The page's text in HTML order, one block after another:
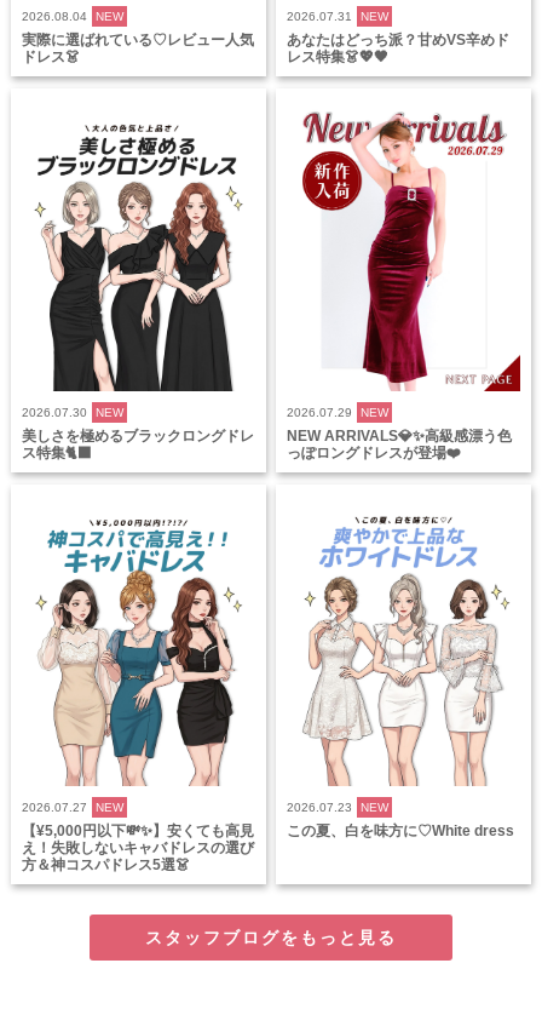
2026.08.04 NEW
実際に選ばれている♡レビュー人気
ドレス👗
2026.07.31 NEW
あなたはどっち派？甘めVS辛めド
レス特集👗💖🖤
2026.07.30 NEW
美しさを極めるブラックロングドレ
ス特集🐈‍⬛
2026.07.29 NEW
NEW ARRIVALS💎✨高級感漂う色
っぽロングドレスが登場❤️
2026.07.27 NEW
【¥5,000円以下💸✨】安くても高見
え！失敗しないキャバドレスの選び
方＆神コスパドレス5選👗
2026.07.23 NEW
この夏、白を味方に♡White dress
スタッフブログをもっと見る